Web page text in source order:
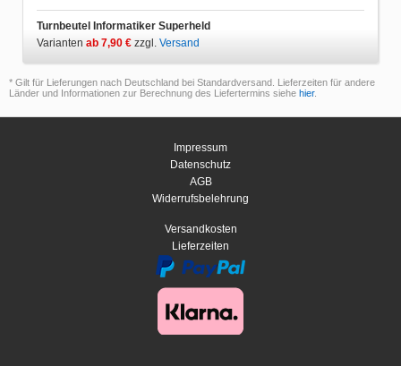
Turnbeutel Informatiker Superheld
Varianten ab 7,90 € zzgl. Versand
* Gilt für Lieferungen nach Deutschland bei Standardversand. Lieferzeiten für andere
Länder und Informationen zur Berechnung des Liefertermins siehe hier.
Impressum
Datenschutz
AGB
Widerrufsbelehrung
Versandkosten
Lieferzeiten